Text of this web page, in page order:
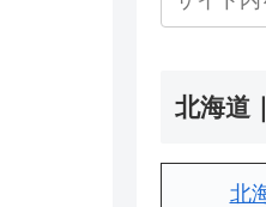
北海道
北